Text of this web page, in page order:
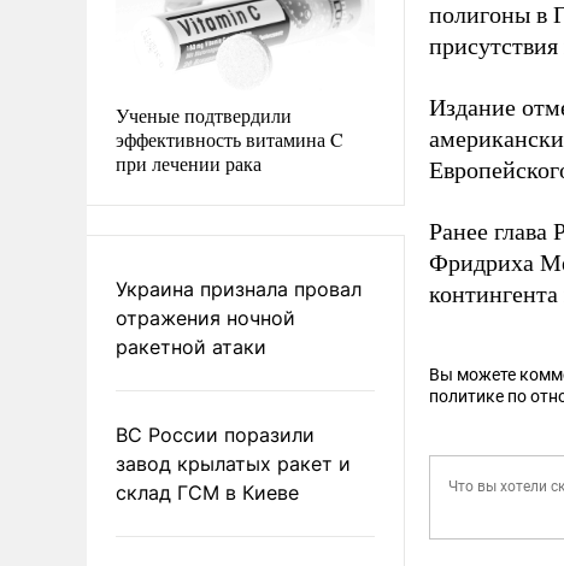
Ученые подтвердили
эффективность витамина C
при лечении рака
Украина признала провал
отражения ночной
ракетной атаки
ВС России поразили
завод крылатых ракет и
склад ГСМ в Киеве
полигоны в
присутствия
Издание
Ранее
Фридриха
Вы можете
политике по